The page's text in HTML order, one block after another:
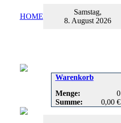
HOME
Samstag,
8. August 2026
Warenkorb
Menge:
0
Summe:
0,00 €